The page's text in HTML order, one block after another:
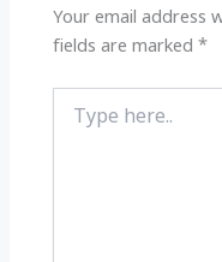
k
Your email address
fields are marked*
here..